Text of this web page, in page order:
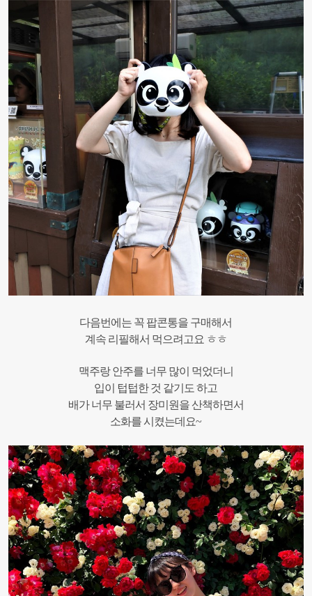
다음번에는 꼭 팝콘통을 구매해서
계속 리필해서 먹으려고요 ㅎㅎ
맥주랑 안주를 너무 많이 먹었더니
입이 텁텁한 것 같기도 하고
배가 너무 불러서 장미원을 산책하면서
소화를 시켰는데요~